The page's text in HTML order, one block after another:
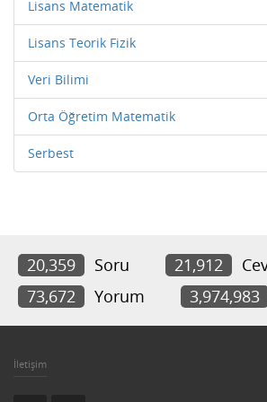
Lisans Matematik
Lisans Teorik Fizik
Veri Bilimi
Orta Öğretim Matematik
Serbest
20,359 Soru 21,912
73,672
Yorum 3,974,983
İletişim